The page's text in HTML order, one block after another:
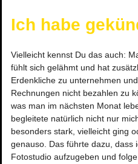
Ich habe
Vielleicht kennst Du das auch:
fühlt sich gelähmt und hat
Erdenkliche zu unternehmen
Rechnungen nicht bezahlen zu
was man im nächsten Monat
begleitete natürlich nicht nur
besonders stark, vielleicht ging
genauso. Das führte dazu, dass
Fotostudio aufzugeben und